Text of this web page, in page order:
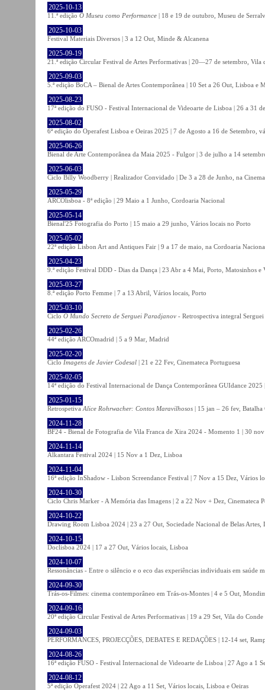
2025-10-13
11.ª edição O Museu como Performance | 18 e 19 de outubro, Museu de
2025-10-03
Festival Materiais Diversos | 3 a 12 Out, Minde & Alcanena
2025-09-19
21.ª edição Circular Festival de Artes Performativas | 20—27 de setembro, Vila
2025-09-03
5.ª edição BoCA – Bienal de Artes Contemporânea | 10 Set a 26 Out, Lisboa e
2025-08-23
17ª edição do FUSO - Festival Internacional de Videoarte de Lisboa | 26 a 31
2025-08-02
6ª edição do Operafest Lisboa e Oeiras 2025 | 7 de Agosto a 16 de Setembro,
2025-06-26
Bienal de Arte Contemporânea da Maia 2025 - Fulgor | 3 de julho a 14
2025-06-03
Ciclo Billy Woodberry | Realizador Convidado | De 3 a 28 de Junho, na
2025-05-29
ARCOlisboa - 8ª edição | 29 Maio a 1 Junho, Cordoaria Nacional
2025-05-14
Bienal'25 Fotografia do Porto | 15 maio a 29 junho, Vários locais no Porto
2025-05-02
22ª edição Lisbon Art and Antiques Fair | 9 a 17 de maio, na Cordoaria
2025-04-23
9.ª edição Festival DDD - Dias da Dança | 23 Abr a 4 Mai, Porto, Matosinhos e
2025-03-27
8.ª edição Porto Femme | 7 a 13 Abril, Vários locais, Porto
2025-03-10
Ciclo O Mundo Secreto de Serguei Paradjanov - Retrospectiva integral
2025-02-26
44ª edição ARCOmadrid | 5 a 9 Mar, Madrid
2025-02-20
Ciclo Imagens de Javier Codesal | 21 e 22 Fev, Cinemateca Portuguesa
2025-02-05
14ª edição do Festival Internacional de Dança Contemporânea GUIdance 2025
2025-01-15
Retrospetiva Alice Rohrwacher: Contos Maravilhosos | 15 jan – 26 fev, Batalha
2024-11-28
BF24 - Bienal de Fotografia de Vila Franca de Xira 2024 - Momento 1 | 30
2024-11-14
Alkantara Festival 2024 | 15 Nov a 1 Dez, Lisboa
2024-11-04
16ª edição InShadow - Lisbon Screendance Festival | 7 Nov a 15 Dez, Vários
2024-10-30
Ciclo Chris Marker - A Memória das Imagens | 2 a 22 Nov + Dez, Cinemateca
2024-10-22
Drawing Room Lisboa 2024 | 23 a 27 Out, Sociedade Nacional de Belas Artes,
2024-10-15
Doclisboa 2024 | 17 a 27 Out, Vários locais, Lisboa
2024-10-07
Ressonâncias - Entre o silêncio e o eco das experiências individuais em
2024-09-30
Trás-os-Filmes: cinema contemporâneo em Trás-os-Montes | 4 e 5 Out,
2024-09-16
20ª edição Circular Festival de Artes Performativas | 19 a 29 Set, Vila do Conde
2024-09-03
PERFORMANCES, PROJECÇÕES, DEBATES E REDAÇÕES | 12-14 set,
2024-08-26
16ª edição FUSO - Festival Internacional de Videoarte de Lisboa | 27 Ago a 1
2024-08-12
5ª edição Operafest 2024 | 22 Ago a 11 Set, Vários locais, Lisboa e Oeiras